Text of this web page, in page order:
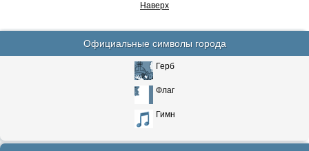
Наверх
Официальные символы города
Герб
Флаг
Гимн